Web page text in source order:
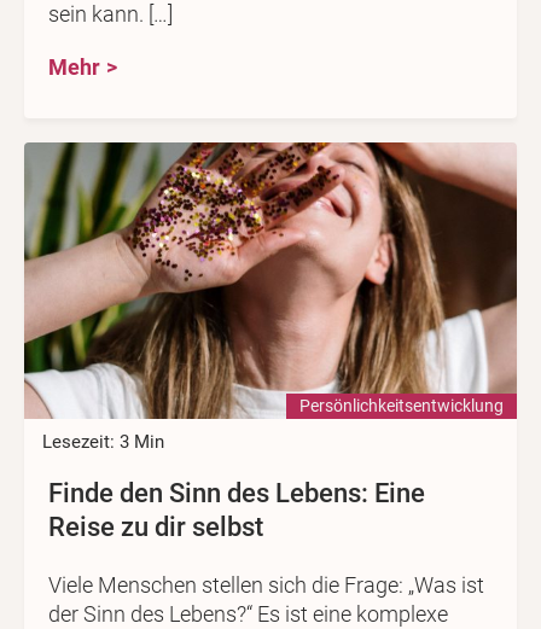
sein kann. […]
Mehr
Persönlichkeits­entwicklung
Lesezeit: 3 Min
Finde den Sinn des Lebens: Eine
Reise zu dir selbst
Viele Menschen stellen sich die Frage: „Was ist
der Sinn des Lebens?“ Es ist eine komplexe